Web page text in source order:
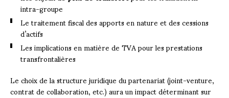
intra-groupe
Le traitement fiscal des apports en nature et des cessions
d’actifs
Les implications en matière de TVA pour les prestations
transfrontalières
Le choix de la structure juridique du partenariat (joint-venture,
contrat de collaboration, etc.) aura un impact déterminant sur